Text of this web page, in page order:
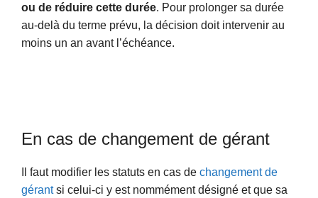
ou de réduire cette durée. Pour prolonger sa durée
au-delà du terme prévu, la décision doit intervenir au
moins un an avant l’échéance.
En cas de changement de gérant
Il faut modifier les statuts en cas de changement de
gérantsi celui-ci y est nommément désigné et que sa